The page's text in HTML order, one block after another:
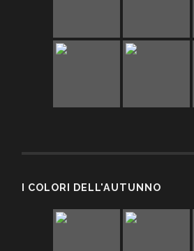
I COLORI DELL'AUTUNNO